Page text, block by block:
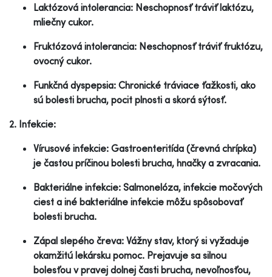
Laktózová intolerancia: Neschopnosť tráviť laktózu,
mliečny cukor.
Fruktózová intolerancia: Neschopnosť tráviť fruktózu,
ovocný cukor.
Funkčná dyspepsia: Chronické tráviace ťažkosti, ako
sú bolesti brucha, pocit plnosti a skorá sýtosť.
2. Infekcie:
Vírusové infekcie: Gastroenteritída (črevná chrípka)
je častou príčinou bolesti brucha, hnačky a zvracania.
Bakteriálne infekcie: Salmonelóza, infekcie močových
ciest a iné bakteriálne infekcie môžu spôsobovať
bolesti brucha.
Zápal slepého čreva: Vážny stav, ktorý si vyžaduje
okamžitú lekársku pomoc. Prejavuje sa silnou
bolesťou v pravej dolnej časti brucha, nevoľnosťou,